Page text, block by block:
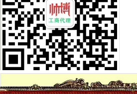
重庆海关2012年国家公务员面试时间：2月22日
渝企可享“全国海关如同一关”的通关便利|海关|
重庆海关2012年报关员资格全国统一现场确认
重庆海关关于2008年报关员资格报名有关事项
2016国考重庆海关面试公告_国家公务员网_中
重庆海关或监管岗位（一）_国家公务员监管岗
历年重庆海关监管岗位（二）竞争比_报录比_
重庆海关2012年报关员报名上须知_重庆报关员
[交通]重庆江北机场海关挂牌国际航线年内覆